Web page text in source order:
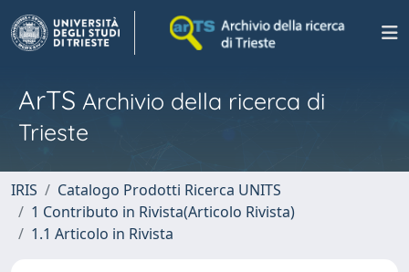
ArTS Archivio della ricerca di
Trieste
IRIS
Catalogo Prodotti Ricerca UNITS
1 Contributo in Rivista(Articolo Rivista)
1.1 Articolo in Rivista